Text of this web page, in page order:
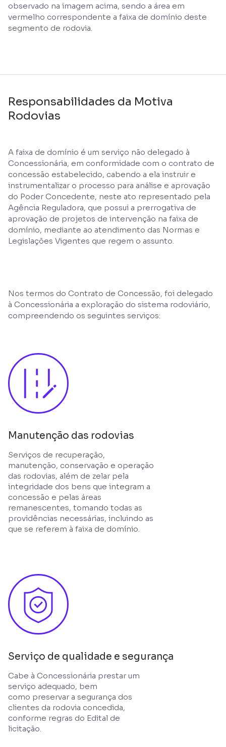
observado na imagem acima, sendo a área em
vermelho correspondente a faixa de domínio deste
segmento de rodovia.
Responsabilidades da Motiva
Rodovias
A faixa de domínio é um serviço não delegado à
Concessionária, em conformidade com o contrato de
concessão estabelecido, cabendo a ela instruir e
instrumentalizar o processo para análise e aprovação
do Poder Concedente, neste ato representado pela
Agência Reguladora, que possui a prerrogativa de
aprovação de projetos de intervenção na faixa de
domínio, mediante ao atendimento das Normas e
Legislações Vigentes que regem o assunto.
Nos termos do Contrato de Concessão, foi delegado
à Concessionária a exploração do sistema rodoviário,
compreendendo os seguintes serviços:
Manutenção das rodovias
Serviços de recuperação,
manutenção, conservação e operação
das rodovias, além de zelar pela
integridade dos bens que integram a
concessão e pelas áreas
remanescentes, tomando todas as
providências necessárias, incluindo as
que se referem à faixa de domínio.
Serviço de qualidade e segurança
Cabe à Concessionária prestar um
serviço adequado, bem
como preservar a segurança dos
clientes da rodovia concedida,
conforme regras do Edital de
licitação.